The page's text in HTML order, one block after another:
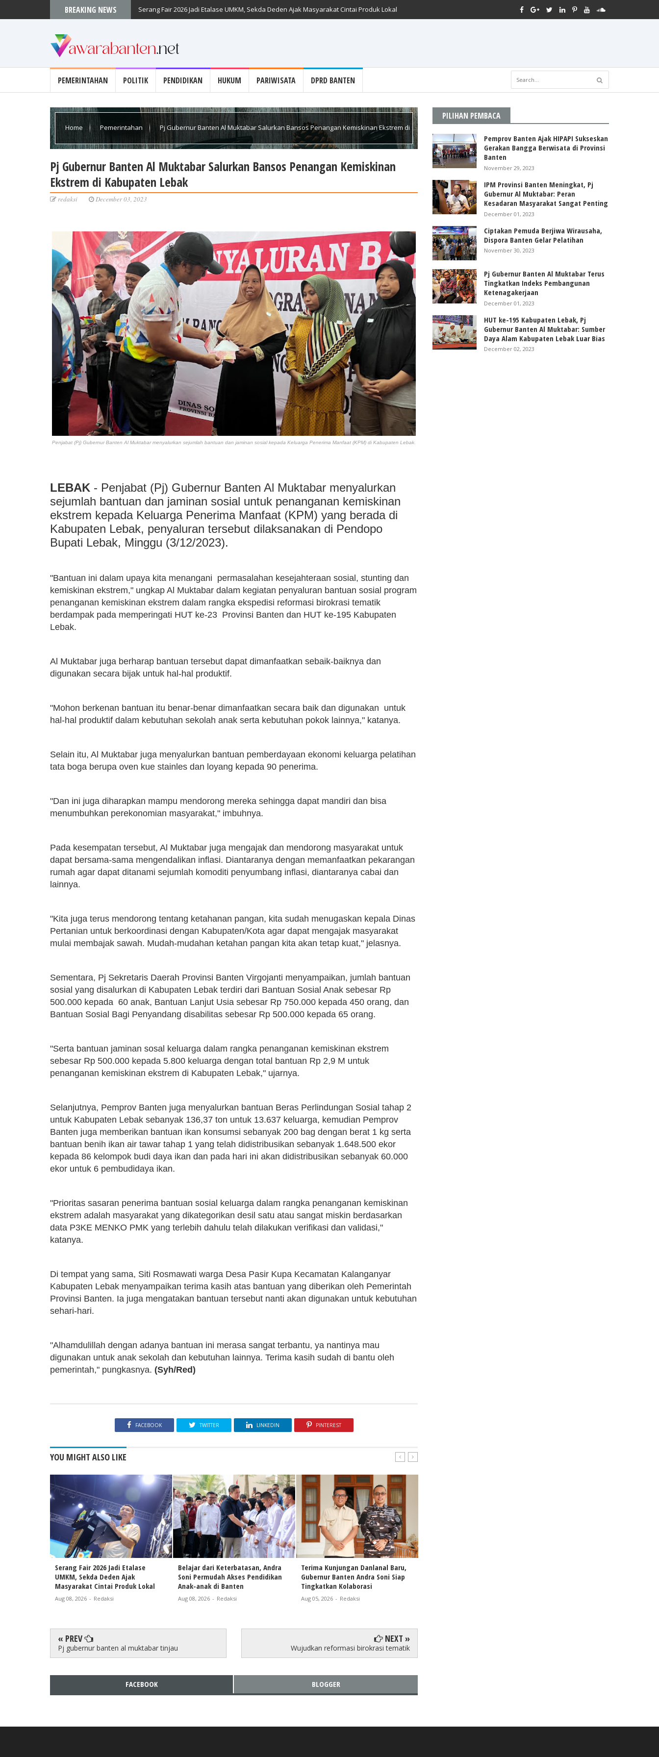
BREAKING NEWS Serang Fair 2026 Jadi Etalase UMKM, Sekda Deden Ajak Masyarakat Cintai Produk Lokal
PEMERINTAHAN POLITIK PENDIDIKAN HUKUM PARIWISATA DPRD BANTEN
Home Pemerintahan Pj Gubernur Banten Al Muktabar Salurkan Bansos Penangan Kemiskinan Ekstrem di
Pj Gubernur Banten Al Muktabar Salurkan Bansos Penangan Kemiskinan
Ekstrem di Kabupaten Lebak
redaksi December 03, 2023
Penjabat (Pj) Gubernur Banten Al Muktabar menyalurkan sejumlah bantuan dan jaminan sosialkepada Keluarga Penerima Manfaat (KPM) di Kabupaten Lebak.
LEBAK - Penjabat (Pj) Gubernur Banten Al Muktabar menyalurkan
sejumlah bantuan dan jaminan sosial untuk penanganan kemiskinan
ekstrem kepada Keluarga Penerima Manfaat (KPM) yang berada di
Kabupaten Lebak, penyaluran tersebut dilaksanakan di Pendopo
Bupati Lebak, Minggu (3/12/2023).
"Bantuan ini dalam upaya kita menangani permasalahan kesejahteraan sosial, stunting dan
kemiskinan ekstrem," ungkap Al Muktabar dalam kegiatan penyaluran bantuan sosial program
penanganan kemiskinan ekstrem dalam rangka ekspedisi reformasi birokrasi tematik
berdampak pada memperingati HUT ke-23 Provinsi Banten dan HUT ke-195 Kabupaten
Lebak.
Al Muktabar juga berharap bantuan tersebut dapat dimanfaatkan sebaik-baiknya dan
digunakan secara bijak untuk hal-hal produktif.
"Mohon berkenan bantuan itu benar-benar dimanfaatkan secara baik dan digunakan untuk
hal-hal produktif dalam kebutuhan sekolah anak serta kebutuhan pokok lainnya," katanya.
Selain itu, Al Muktabar juga menyalurkan bantuan pemberdayaan ekonomi keluarga pelatihan
tata boga berupa oven kue stainles dan loyang kepada 90 penerima.
"Dan ini juga diharapkan mampu mendorong mereka sehingga dapat mandiri dan bisa
menumbuhkan perekonomian masyarakat," imbuhnya.
Pada kesempatan tersebut, Al Muktabar juga mengajak dan mendorong masyarakat untuk
dapat bersama-sama mengendalikan inflasi. Diantaranya dengan memanfaatkan pekarangan
rumah agar dapat ditanami sejumlah komoditi penyumbang inflasi, diantaranya cabai dan
lainnya.
"Kita juga terus mendorong tentang ketahanan pangan, kita sudah menugaskan kepala Dinas
Pertanian untuk berkoordinasi dengan Kabupaten/Kota agar dapat mengajak masyarakat
mulai membajak sawah. Mudah-mudahan ketahan pangan kita akan tetap kuat," jelasnya.
Sementara, Pj Sekretaris Daerah Provinsi Banten Virgojanti menyampaikan, jumlah bantuan
sosial yang disalurkan di Kabupaten Lebak terdiri dari Bantuan Sosial Anak sebesar Rp
500.000 kepada 60 anak, Bantuan Lanjut Usia sebesar Rp 750.000 kepada 450 orang, dan
Bantuan Sosial Bagi Penyandang disabilitas sebesar Rp 500.000 kepada 65 orang.
"Serta bantuan jaminan sosal keluarga dalam rangka penanganan kemiskinan ekstrem
sebesar Rp 500.000 kepada 5.800 keluarga dengan total bantuan Rp 2,9 M untuk
penanganan kemiskinan ekstrem di Kabupaten Lebak," ujarnya.
Selanjutnya, Pemprov Banten juga menyalurkan bantuan Beras Perlindungan Sosial tahap 2
untuk Kabupaten Lebak sebanyak 136,37 ton untuk 13.637 keluarga, kemudian Pemprov
Banten juga memberikan bantuan ikan konsumsi sebanyak 200 bag dengan berat 1 kg serta
bantuan benih ikan air tawar tahap 1 yang telah didistribusikan sebanyak 1.648.500 ekor
kepada 86 kelompok budi daya ikan dan pada hari ini akan didistribusikan sebanyak 60.000
ekor untuk 6 pembudidaya ikan.
"Prioritas sasaran penerima bantuan sosial keluarga dalam rangka penanganan kemiskinan
ekstrem adalah masyarakat yang dikategorikan desil satu atau sangat miskin berdasarkan
data P3KE MENKO PMK yang terlebih dahulu telah dilakukan verifikasi dan validasi,"
katanya.
Di tempat yang sama, Siti Rosmawati warga Desa Pasir Kupa Kecamatan Kalanganyar
Kabupaten Lebak menyampaikan terima kasih atas bantuan yang diberikan oleh Pemerintah
Provinsi Banten. Ia juga mengatakan bantuan tersebut nanti akan digunakan untuk kebutuhan
sehari-hari.
"Alhamdulillah dengan adanya bantuan ini merasa sangat terbantu, ya nantinya mau
digunakan untuk anak sekolah dan kebutuhan lainnya. Terima kasih sudah di bantu oleh
pemerintah," pungkasnya. (Syh/Red)
FACEBOOK TWITTER LINKEDIN PINTEREST
YOU MIGHT ALSO LIKE
Serang Fair 2026 Jadi Etalase
UMKM, Sekda Deden Ajak
Masyarakat Cintai Produk Lokal
Aug 08, 2026 - Redaksi
Belajar dari Keterbatasan, Andra
Soni Permudah Akses Pendidikan
Anak-anak di Banten
Aug 08, 2026 - Redaksi
Terima Kunjungan Danlanal Baru,
Gubernur Banten Andra Soni Siap
Tingkatkan Kolaborasi
Aug 05, 2026 - Redaksi
« PREV
Pj gubernur banten al muktabar tinjau
NEXT »
Wujudkan reformasi birokrasi tematik
FACEBOOK BLOGGER
PILIHAN PEMBACA
Pemprov Banten Ajak HIPAPI Sukseskan
Gerakan Bangga Berwisata di Provinsi
Banten
November 29, 2023
IPM Provinsi Banten Meningkat, Pj
Gubernur Al Muktabar: Peran
Kesadaran Masyarakat Sangat Penting
December 01, 2023
Ciptakan Pemuda Berjiwa Wirausaha,
Dispora Banten Gelar Pelatihan
November 30, 2023
Pj Gubernur Banten Al Muktabar Terus
Tingkatkan Indeks Pembangunan
Ketenagakerjaan
December 01, 2023
HUT ke-195 Kabupaten Lebak, Pj
Gubernur Banten Al Muktabar: Sumber
Daya Alam Kabupaten Lebak Luar Bias
December 02, 2023